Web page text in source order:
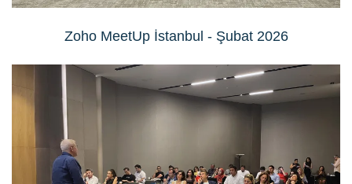
Zoho MeetUp İstanbul - Şubat 2026